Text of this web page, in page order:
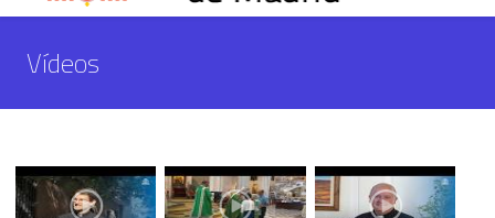
Vídeos